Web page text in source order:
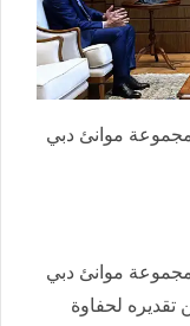
موانئ دبي
موانئ دبي
تقديره لحفاوة